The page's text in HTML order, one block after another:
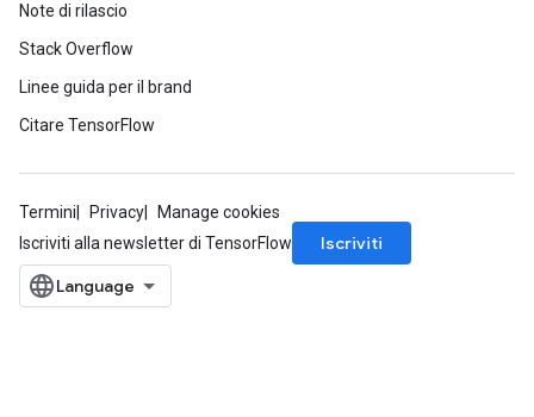
Note di rilascio
Stack Overflow
Linee guida per il brand
Citare TensorFlow
Termini Privacy
Manage cookies
Iscriviti alla newsletter di TensorFlow
Iscriviti